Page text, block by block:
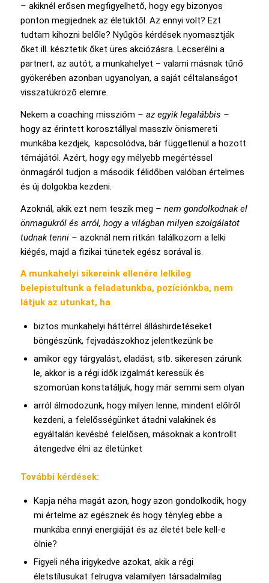
– akiknél erősen megfigyelhető, hogy egy bizonyos
ponton megijednek az életüktől. Az ennyi volt? Ezt
tudtam kihozni belőle? Nyűgös kérdések nyomasztják
őket ill. késztetik őket üres akciózásra. Lecserélni a
partnert, az autót, a munkahelyet – valami másnak tűnő
gyökerében azonban ugyanolyan, a saját céltalanságot
visszatükröző elemre.
Nekem a coaching misszióm – az egyik legalábbis –
hogy az érintett korosztállyal masszív önismereti
munkába kezdjek, kapcsolódva, bár függetlenül a hozott
témájától. Azért, hogy egy mélyebb megértéssel
önmagáról tudjon a második félidőben valóban értelmes
és új dolgokba kezdeni.
Azoknál, akik ezt nem teszik meg – nem gondolkodnak el
önmagukról és arról, hogy a világban milyen szolgálatot
tudnak tenni – azoknál nem ritkán találkozom a lelki
kiégés, majd a fizikai tünetek egész sorával is.
A munkahelyi sikereink ellenére lelkileg
belepistultunk a feladatunkba, pozíciónkba, nem
látjuk az utunkat, ha
biztos munkahelyi háttérrel álláshirdetéseket
böngészünk, fejvadászokhoz jelentkezünk be
amikor egy tárgyalást, eladást, stb. sikeresen zárunk
le, akkor is a régi idők izgalmát keressük és
szomorúan konstatáljuk, hogy már semmi sem olyan
arról álmodozunk, hogy milyen lenne, mindent előlről
kezdeni, a felelősségünket átadni valakinek és
egyáltalán kevésbé felelősen, másoknak a kontrollt
átengedve élni az életünket
További kérdések:
Kapja néha magát azon, hogy azon gondolkodik, hogy
mi értelme az egésznek és hogy tényleg ebbe a
munkába ennyi energiáját és az életét bele kell-e
ölnie?
Figyeli néha irigykedve azokat, akik a régi
életstílusukat felrugva valamilyen társadalmilag